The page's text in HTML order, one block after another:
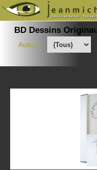
BD Dessins
Auteur :